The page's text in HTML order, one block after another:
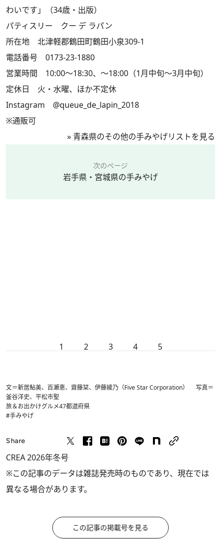
わいです」（34歳・出版）
パティスリー クー デ ラパン
所在地 北津軽郡鶴田町鶴田小泉309-1
電話番号 0173-23-1880
営業時間 10:00～18:30、～18:00（1月中旬～3月中旬）
定休日 火・水曜、ほか不定休
Instagram @queue_de_lapin_2018
※通販可
» 青森県のその他の手みやげリストを見る
次のページ
岩手県・宮城県の手みやげ
1 2 3 4 5
文＝新居鮎美、百瀬恵、齋藤栞、伊藤綾乃（Five Star Corporation） 写真＝
釜谷洋史、平松市聖
旅＆お出かけグルメ47都道府県
#手みやげ
Share
CREA 2026年冬号
※この記事のデータは雑誌発売時のものであり、現在では
異なる場合があります。
この記事の掲載号を見る